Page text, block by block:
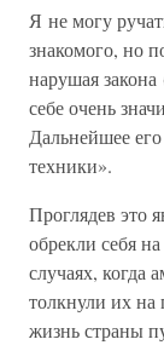
Я не могу
знакомого, но
нарушая
себе очень
Дальнейшее
техники».
Проглядев это
обрекли себя
случаях, когда
толкнули их на
жизнь страны